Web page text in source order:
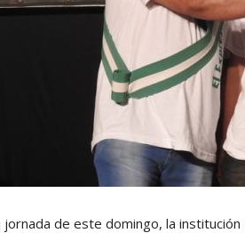
jornada de este domingo, la